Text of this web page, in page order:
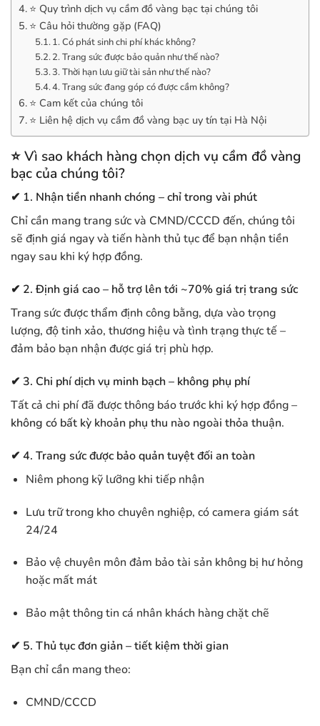
⭐ Quy trình dịch vụ cầm đồ vàng bạc tại chúng tôi
⭐ Câu hỏi thường gặp (FAQ)
1. Có phát sinh chi phí khác không?
2. Trang sức được bảo quản như thế nào?
3. Thời hạn lưu giữ tài sản như thế nào?
4. Trang sức đang góp có được cầm không?
⭐ Cam kết của chúng tôi
⭐ Liên hệ dịch vụ cầm đồ vàng bạc uy tín tại Hà Nội
⭐Vì sao khách hàng chọn dịch vụ cầm đồ vàng
bạc của chúng tôi?
✔ 1. Nhận tiền nhanh chóng – chỉ trong vài phút
Chỉ cần mang trang sức và CMND/CCCD đến, chúng tôi
sẽ định giá ngay và tiến hành thủ tục để bạn nhận tiền
ngay sau khi ký hợp đồng.
✔ 2. Định giá cao – hỗ trợ lên tới ~70% giá trị trang sức
Trang sức được thẩm định công bằng, dựa vào trọng
lượng, độ tinh xảo, thương hiệu và tình trạng thực tế –
đảm bảo bạn nhận được giá trị phù hợp.
✔ 3. Chi phí dịch vụ minh bạch – không phụ phí
Tất cả chi phí đã được thông báo trước khi ký hợp đồng –
không có bất kỳ khoản phụ thu nào ngoài thỏa thuận.
✔ 4. Trang sức được bảo quản tuyệt đối an toàn
Niêm phong kỹ lưỡng khi tiếp nhận
Lưu trữ trong kho chuyên nghiệp, có camera giám sát
24/24
Bảo vệ chuyên môn đảm bảo tài sản không bị hư hỏng
hoặc mất mát
Bảo mật thông tin cá nhân khách hàng chặt chẽ
✔ 5. Thủ tục đơn giản – tiết kiệm thời gian
Bạn chỉ cần mang theo:
CMND/CCCD